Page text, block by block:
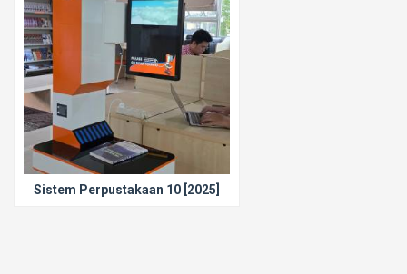
Sistem Perpustakaan 10 [2025]